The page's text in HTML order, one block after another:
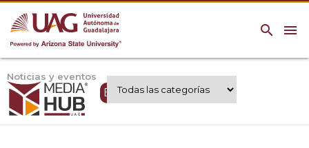
menu
search
Noticias y eventos
Expertos UAG